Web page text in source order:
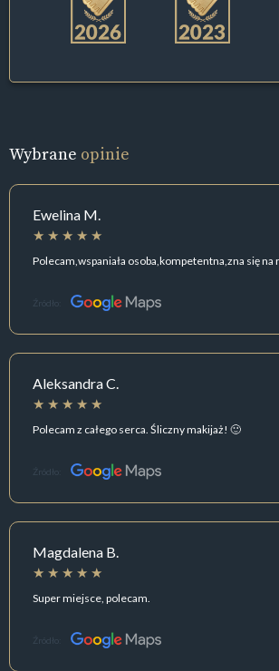
Wybrane opinie
Ewelina M.
Polecam,wspaniała osoba,kompetentna,zna się na
Źródło:
Aleksandra C.
Polecam z całego serca. Śliczny makijaż! 🙂
Źródło:
Magdalena B.
Super miejsce, polecam.
Źródło: